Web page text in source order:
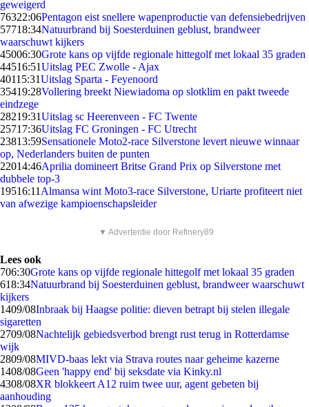
geweigerd
76322:06Pentagon eist snellere wapenproductie van defensiebedrijven
57718:34Natuurbrand bij Soesterduinen geblust, brandweer
waarschuwt kijkers
45006:30Grote kans op vijfde regionale hittegolf met lokaal 35 graden
44516:51Uitslag PEC Zwolle - Ajax
40115:31Uitslag Sparta - Feyenoord
35419:28Vollering breekt Niewiadoma op slotklim en pakt tweede
eindzege
28219:31Uitslag sc Heerenveen - FC Twente
25717:36Uitslag FC Groningen - FC Utrecht
23813:59Sensationele Moto2-race Silverstone levert nieuwe winnaar
op, Nederlanders buiten de punten
22014:46Aprilia domineert Britse Grand Prix op Silverstone met
dubbele top-3
19516:11 Almansa wint Moto3-race Silverstone, Uriarte profiteert niet
van afwezige kampioenschapsleider
▼ Advertentie door Refinery89
Lees ook
706:30Grote kans op vijfde regionale hittegolf met lokaal 35 graden
618:34Natuurbrand bij Soesterduinen geblust, brandweer waarschuwt
kijkers
1409/08Inbraak bij Haagse politie: dieven betrapt bij stelen illegale
sigaretten
2709/08Nachtelijk gebiedsverbod brengt rust terug in Rotterdamse
wijk
2809/08MIVD-baas lekt via Strava routes naar geheime kazerne
1408/08Geen 'happy end' bij seksdate via Kinky.nl
4308/08XR blokkeert A12 ruim twee uur, agent gebeten bij
aanhouding